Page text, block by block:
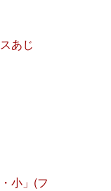
あじ
小」(フ